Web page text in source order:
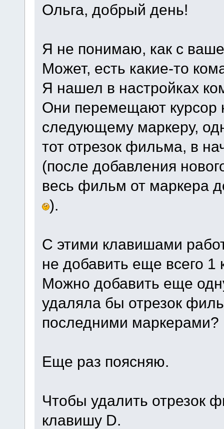
Ольга, добрый день!
Я не понимаю, как с
Может, есть какие-то
Я нашел в настройках
Они перемещают курсор
следующему маркеру,
тот отрезок фильма, в
(после добавления
весь фильм от маркера
).
С этими клавишами
не добавить еще всего 1
Можно добавить еще
удаляла бы отрезок
последними маркерами?
Еще раз поясняю.
Чтобы удалить отрезок
клавишу D.